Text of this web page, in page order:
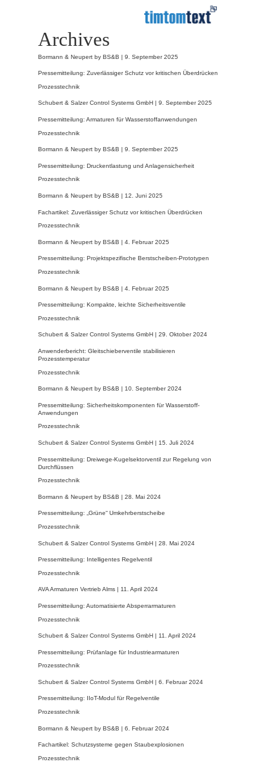
Archives
Bormann & Neupert by BS&B | 9. September 2025
Pressemitteilung: Zuverlässiger Schutz vor kritischen Überdrücken
Prozesstechnik
Schubert & Salzer Control Systems GmbH | 9. September 2025
Pressemitteilung: Armaturen für Wasserstoffanwendungen
Prozesstechnik
Bormann & Neupert by BS&B | 9. September 2025
Pressemitteilung: Druckentlastung und Anlagensicherheit
Prozesstechnik
Bormann & Neupert by BS&B | 12. Juni 2025
Fachartikel: Zuverlässiger Schutz vor kritischen Überdrücken
Prozesstechnik
Bormann & Neupert by BS&B | 4. Februar 2025
Pressemitteilung: Projektspezifische Berstscheiben-Prototypen
Prozesstechnik
Bormann & Neupert by BS&B | 4. Februar 2025
Pressemitteilung: Kompakte, leichte Sicherheitsventile
Prozesstechnik
Schubert & Salzer Control Systems GmbH | 29. Oktober 2024
Anwenderbericht: Gleitschieberventile stabilisieren
Prozesstemperatur
Prozesstechnik
Bormann & Neupert by BS&B | 10. September 2024
Pressemitteilung: Sicherheitskomponenten für Wasserstoff-
Anwendungen
Prozesstechnik
Schubert & Salzer Control Systems GmbH | 15. Juli 2024
Pressemitteilung: Dreiwege-Kugelsektorventil zur Regelung von
Durchflüssen
Prozesstechnik
Bormann & Neupert by BS&B | 28. Mai 2024
Pressemitteilung: „Grüne“ Umkehrberstscheibe
Prozesstechnik
Schubert & Salzer Control Systems GmbH | 28. Mai 2024
Pressemitteilung: Intelligentes Regelventil
Prozesstechnik
AVA Armaturen Vertrieb Alms | 11. April 2024
Pressemitteilung: Automatisierte Absperrarmaturen
Prozesstechnik
Schubert & Salzer Control Systems GmbH | 11. April 2024
Pressemitteilung: Prüfanlage für Industriearmaturen
Prozesstechnik
Schubert & Salzer Control Systems GmbH | 6. Februar 2024
Pressemitteilung: IIoT-Modul für Regelventile
Prozesstechnik
Bormann & Neupert by BS&B | 6. Februar 2024
Fachartikel: Schutzsysteme gegen Staubexplosionen
Prozesstechnik